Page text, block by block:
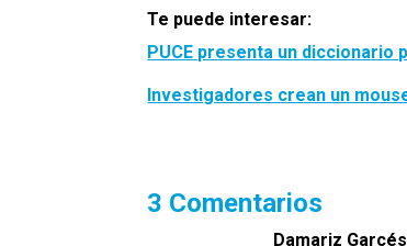
Te puede interesar:
PUCE presenta un diccionario
Investigadores crean un
3 Comentarios
Damariz Garcés